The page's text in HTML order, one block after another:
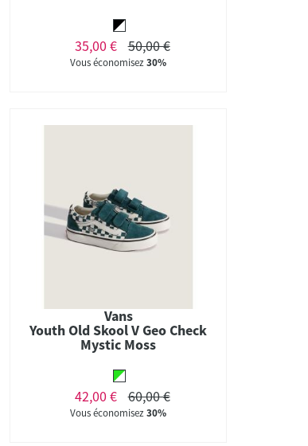
35,00 € 50,00 €
Vous économisez30%
Vans
Youth Old Skool V Geo Check
Mystic Moss
42,00 € 60,00 €
Vous économisez30%